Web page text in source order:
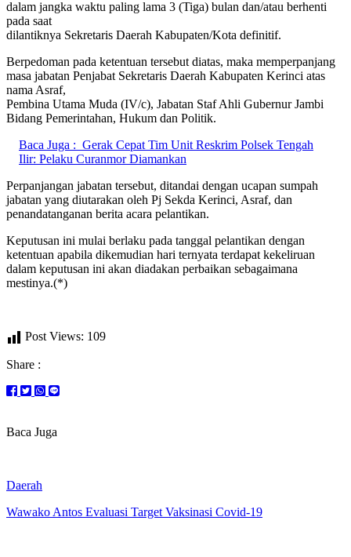
dalam jangka waktu paling lama 3 (Tiga) bulan dan/atau berhenti
pada saat
dilantiknya Sekretaris Daerah Kabupaten/Kota definitif.
Berpedoman pada ketentuan tersebut diatas, maka memperpanjang
masa jabatan Penjabat Sekretaris Daerah Kabupaten Kerinci atas
nama Asraf,
Pembina Utama Muda (IV/c), Jabatan Staf Ahli Gubernur Jambi
Bidang Pemerintahan, Hukum dan Politik.
Baca Juga : Gerak Cepat Tim Unit Reskrim Polsek Tengah
Ilir: Pelaku Curanmor Diamankan
Perpanjangan jabatan tersebut, ditandai dengan ucapan sumpah
jabatan yang diutarakan oleh Pj Sekda Kerinci, Asraf, dan
penandatanganan berita acara pelantikan.
Keputusan ini mulai berlaku pada tanggal pelantikan dengan
ketentuan apabila dikemudian hari ternyata terdapat kekeliruan
dalam keputusan ini akan diadakan perbaikan sebagaimana
mestinya.(*)
Post Views: 109
Share :
Baca Juga
Daerah
Wawako Antos Evaluasi Target Vaksinasi Covid-19